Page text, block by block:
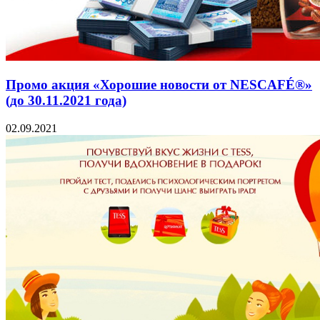
Промо акция «Хорошие новости от NESCAFÉ®»
(до 30.11.2021 года)
02.09.2021